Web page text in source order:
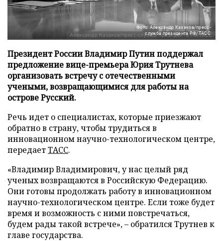
Фото: Александр Казаков/пресс-
служба президента РФ/ТАСС
Президент России Владимир Путин поддержал
предложение вице-премьера Юрия Трутнева
организовать встречу с отечественными
учеными, возвращающимися для работы на
острове Русский.
Речь идет о специалистах, которые приезжают
обратно в страну, чтобы трудиться в
инновационном научно-технологическом центре,
передаетТАСС.
«Владимир Владимирович, у нас целый ряд
ученых возвращаются в Российскую Федерацию.
Они готовы продолжать работу в инновационном
научно-технологическом центре. Если тоже будет
время и возможность с ними повстречаться,
будем рады такой встрече», – обратился Трутнев к
главе государства.